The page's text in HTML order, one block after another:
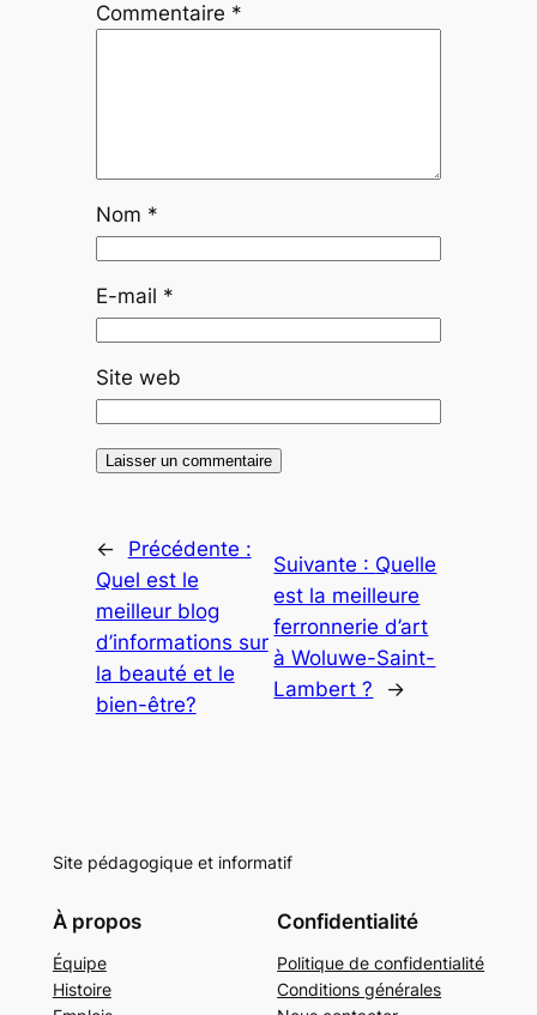
Commentaire *
Nom *
E-mail *
Site web
←
Précédente :
Quel est le
meilleur blog
d’informations sur
la beauté et le
bien-être?
Suivante : Quelle
est la meilleure
ferronnerie d’art
à Woluwe-Saint-
Lambert ?
→
Site pédagogique et informatif
À propos
Équipe
Histoire
Confidentialité
Politique de confidentialité
Conditions générales